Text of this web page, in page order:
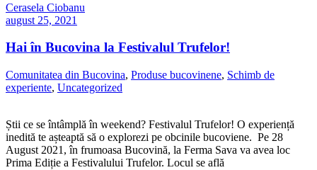
Cerasela Ciobanu
august 25, 2021
Hai în Bucovina la Festivalul Trufelor!
Comunitatea din Bucovina, Produse bucovinene, Schimb de
experiente, Uncategorized
Știi ce se întâmplă în weekend? Festivalul Trufelor! O experiență
inedită te așteaptă să o explorezi pe obcinile bucoviene. Pe 28
August 2021, în frumoasa Bucovină, la Ferma Sava va avea loc
Prima Ediție a Festivalului Trufelor. Locul se află